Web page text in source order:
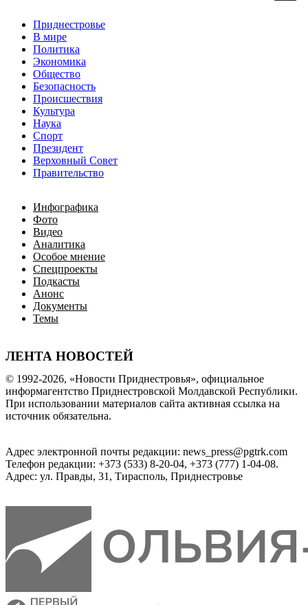
Приднестровье
В мире
Политика
Экономика
Общество
Безопасность
Происшествия
Культура
Наука
Спорт
Президент
Верховный Совет
Правительство
Инфографика
Фото
Видео
Аналитика
Особое мнение
Спецпроекты
Подкасты
Анонс
Документы
Темы
ЛЕНТА НОВОСТЕЙ
© 1992-2026, «Новости Приднестровья», официальное
информагентство Приднестровской Молдавской Республики.
При использовании материалов сайта активная ссылка на
источник обязательна.
Адрес электронной почты редакции: news_press@pgtrk.com
Телефон редакции: +373 (533) 8-20-04, +373 (777) 1-04-08.
Адрес: ул. Правды, 31, Тирасполь, Приднестровье